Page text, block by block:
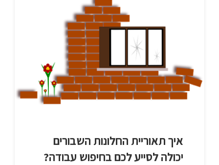
איך תאוריית החלונות השבורים
יכולה לסייע לכם בחיפוש עבודה?